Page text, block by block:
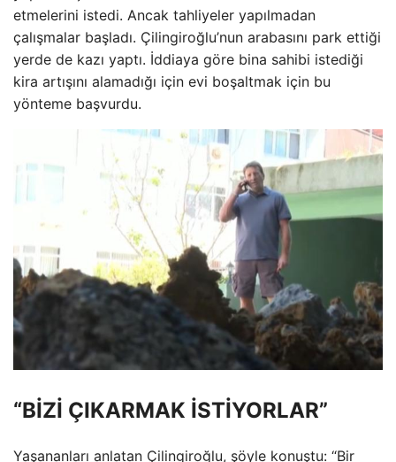
etmelerini istedi. Ancak tahliyeler yapılmadan
çalışmalar başladı. Çilingiroğlu’nun arabasını park ettiği
yerde de kazı yaptı. İddiaya göre bina sahibi istediği
kira artışını alamadığı için evi boşaltmak için bu
yönteme başvurdu.
“BİZİ ÇIKARMAK İSTİYORLAR”
Yaşananları anlatan Çilingiroğlu, şöyle konuştu: “Bir